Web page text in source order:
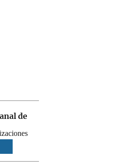
de